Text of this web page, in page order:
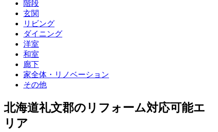
階段
玄関
リビング
ダイニング
洋室
和室
廊下
家全体・リノベーション
その他
北海道礼文郡のリフォーム対応可能エ
リア